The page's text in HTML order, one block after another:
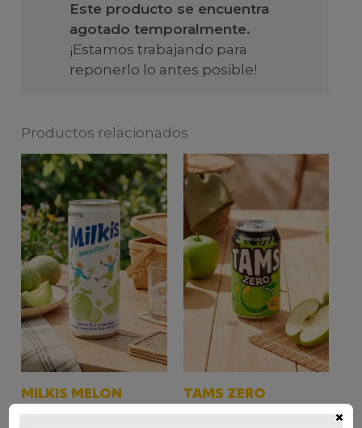
Este producto se encuentra
agotado temporalmente.
¡Estamos trabajando para
reponerlo lo antes posible!
Productos relacionados
MILKIS MELON
250ml.
TAMS ZERO
MANZANA
×